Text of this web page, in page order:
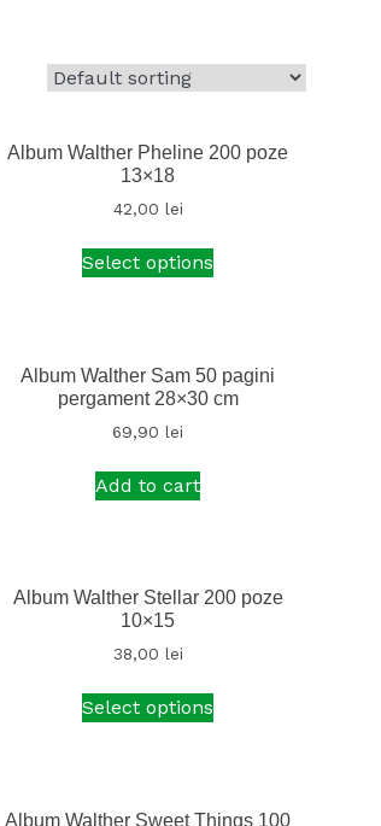
Album Walther Pheline 200 poze
13×18
42,00 lei
Select options
Album Walther Sam 50 pagini
pergament 28×30 cm
69,90lei
Add to cart
Album Walther Stellar 200 poze
10×15
38,00 lei
Select options
Album Walther Sweet Things 100